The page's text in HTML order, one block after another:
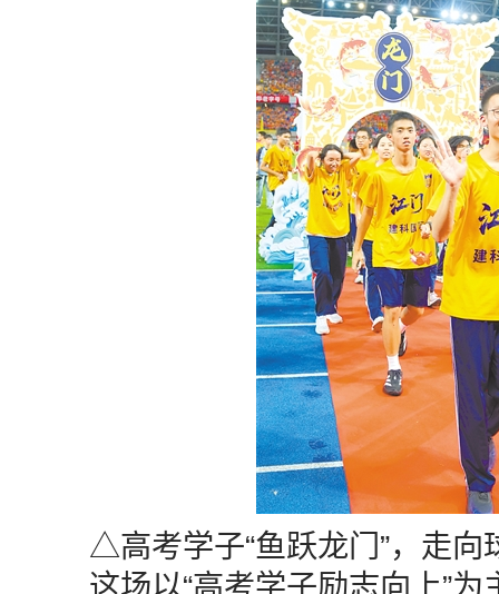
△高考学子“鱼跃龙门”，走向
这场以“高考学子励志向上”为